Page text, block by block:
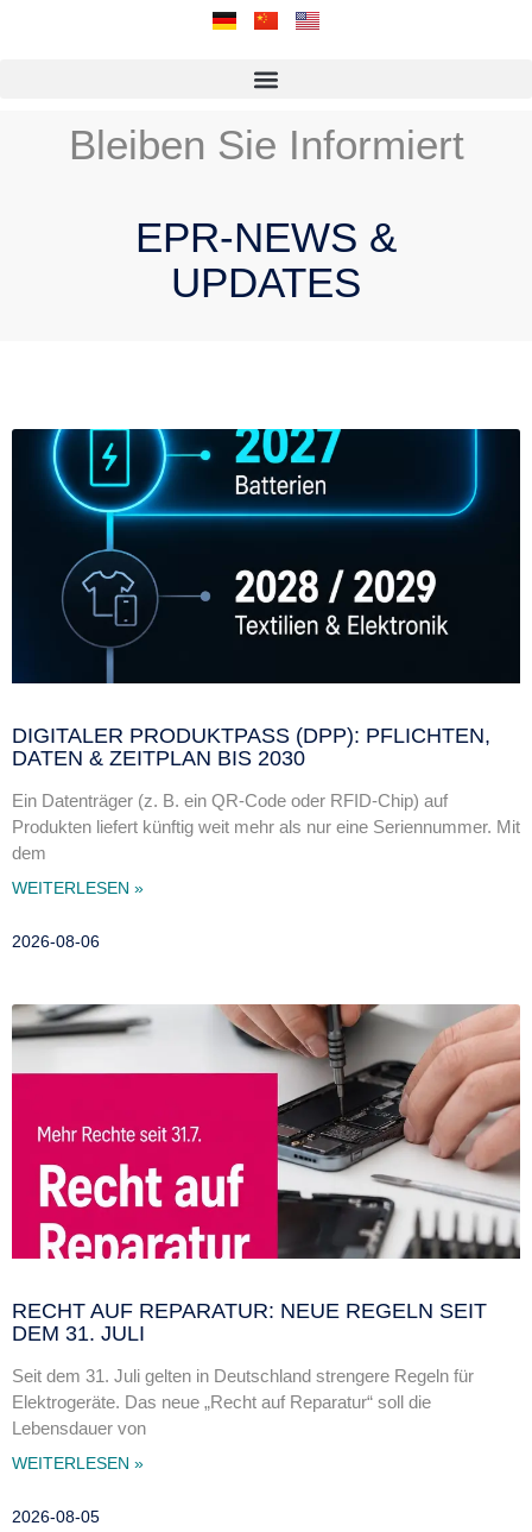
Bleiben Sie Informiert
EPR-NEWS &
UPDATES
DIGITALER PRODUKTPASS (DPP): PFLICHTEN,
DATEN & ZEITPLAN BIS 2030
Ein Datenträger (z. B. ein QR-Code oder RFID-Chip) auf
Produkten liefert künftig weit mehr als nur eine Seriennummer. Mit
dem
WEITERLESEN »
2026-08-06
RECHT AUF REPARATUR: NEUE REGELN SEIT
DEM 31. JULI
Seit dem 31. Juli gelten in Deutschland strengere Regeln für
Elektrogeräte. Das neue „Recht auf Reparatur“ soll die
Lebensdauer von
WEITERLESEN »
2026-08-05